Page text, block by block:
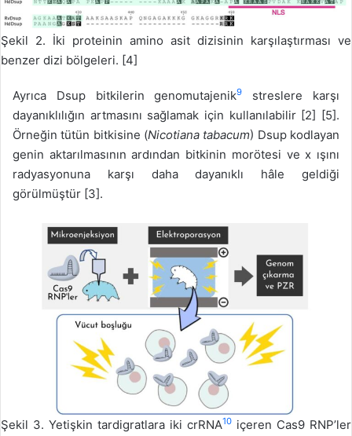
Şekil 2. İki proteinin amino asit dizisinin karşılaştırması ve
benzer dizi bölgeleri. [4]
Ayrıca Dsup bitkilerin genomutajenik9
streslere karşı
dayanıklılığın artmasını sağlamak için kullanılabilir [2] [5].
Örneğin tütün bitkisine (Nicotiana tabacum) Dsup kodlayan
genin aktarılmasının ardından bitkinin morötesi ve x ışını
radyasyonuna karşı daha dayanıklı hâle geldiği
görülmüştür [3].
Şekil 3. Yetişkin tardigratlara iki crRNA10 içeren Cas9 RNP’ler